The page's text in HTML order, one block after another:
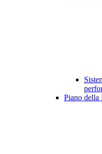
Piano della